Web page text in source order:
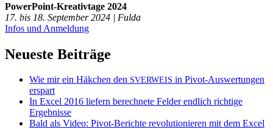
PowerPoint-Kreativtage 2024
17. bis 18. September 2024 | Fulda
Infos und Anmeldung
Neueste Beiträge
Wie mir ein Häkchen den SVERWEIS in Pivot-Auswertungen
erspart
In Excel 2016 liefern berechnete Felder endlich richtige
Ergebnisse
Bald als Video: Pivot-Berichte revolutionieren mit dem Excel